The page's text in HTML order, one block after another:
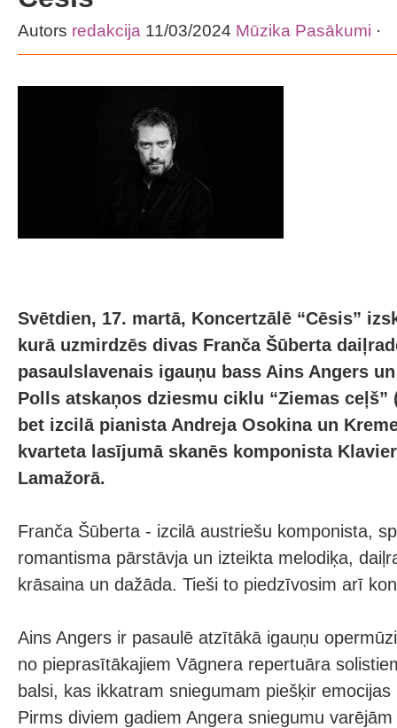
Autors redakcija 11/03/2024 Mūzika Pasākumi ·
Svētdien, 17. martā, Koncertzālē “Cēsis”
kurā uzmirdzēs divas Franča Šūberta
pasaulslavenais igauņu bass Ains Angers
Polls atskaņos dziesmu ciklu “Ziemas ceļš”
bet izcilā pianista Andreja Osokina un
kvarteta lasījumā skanēs komponista
Lamažorā.
Franča Šūberta - izcilā austriešu komponista,
romantisma pārstāvja un izteikta melodiķa,
krāsaina un dažāda. Tieši to piedzīvosim arī
Ains Angers ir pasaulē atzītākā igauņu
no pieprasītākajiem Vāgnera repertuāra
balsi, kas ikkatram sniegumam piešķir
Pirms diviem gadiem Angera sniegumu